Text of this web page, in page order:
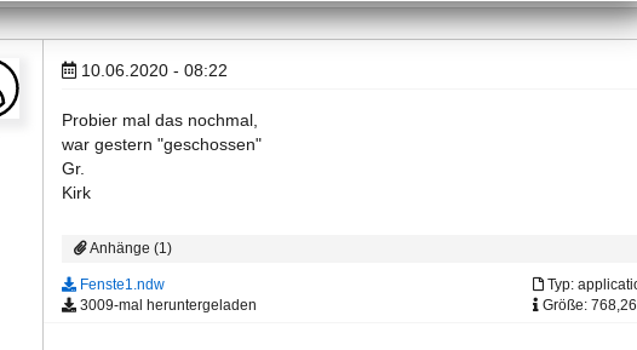
10.06.2020 - 08:22
Probier mal das nochmal,
war gestern "geschossen"
Gr.
Kirk
Anhänge (1)
Fenste1.ndw
Typ:
3009-mal heruntergeladen
Größe: